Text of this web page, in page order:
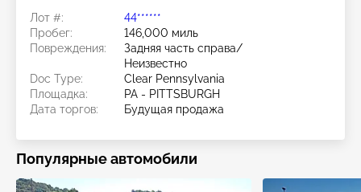
Лот #:
44******
Пробег:
146,000 миль
Повреждения:
Задняя часть справа/
Неизвестно
Doc Type:
Clear Pennsylvania
Площадка:
PA - PITTSBURGH
Дата торгов:
Будущая продажа
Популярные автомобили